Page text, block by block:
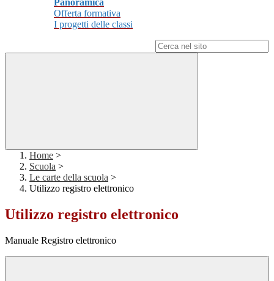
Panoramica
Offerta formativa
I progetti delle classi
Home >
Scuola >
Le carte della scuola >
Utilizzo registro elettronico
Utilizzo registro elettronico
Manuale Registro elettronico